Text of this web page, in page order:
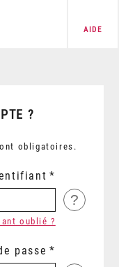
AIDE
?
obligatoires.
?
oublié ?
passe